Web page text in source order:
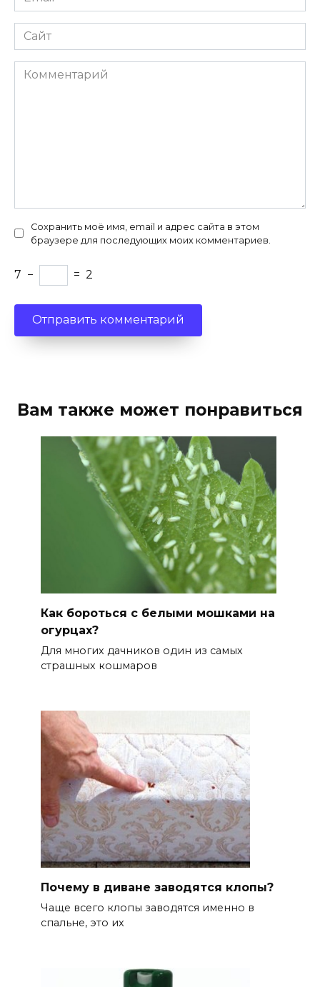
*
Сайт
Комментарий
Сохранить моё имя, email и адрес сайта в этом
браузере для последующих моих комментариев.
7 − = 2
Вам также может понравиться
Как бороться с белыми мошками на
огурцах?
Для многих дачников один из самых
страшных кошмаров
Почему в диване заводятся клопы?
Чаще всего клопы заводятся именно в
спальне, это их